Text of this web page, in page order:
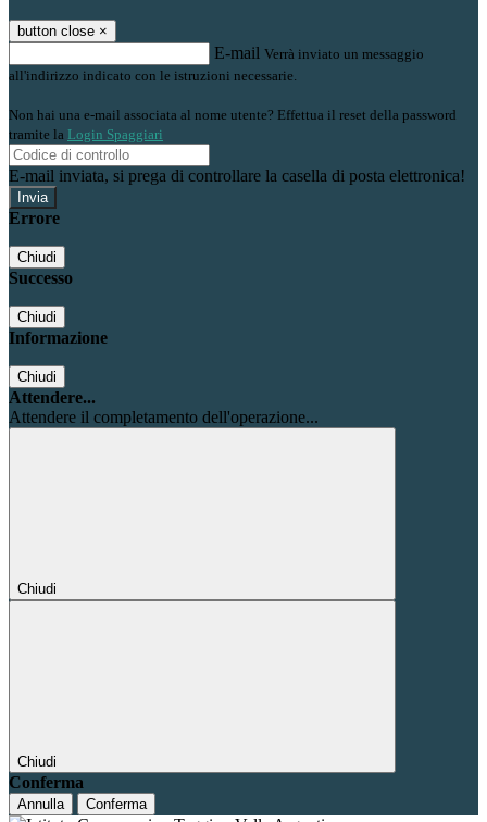
button close ×
E-mail Verrà inviato un messaggio
all'indirizzo indicato con le istruzioni necessarie.
Non hai una e-mail associata al nome utente? Effettua il reset della password
tramite la Login Spaggiari
E-mail inviata, si prega di controllare la casella di posta elettronica!
Errore
Chiudi
Successo
Chiudi
Informazione
Chiudi
Attendere...
Attendere il completamento dell'operazione...
Chiudi
Chiudi
Conferma
Annulla Conferma